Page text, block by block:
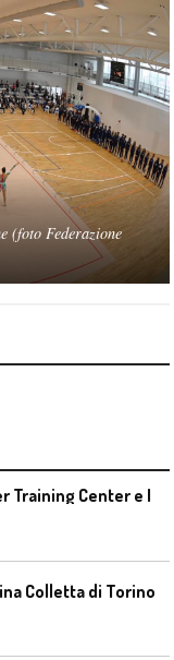
(foto Federazione
Colletta di Torino